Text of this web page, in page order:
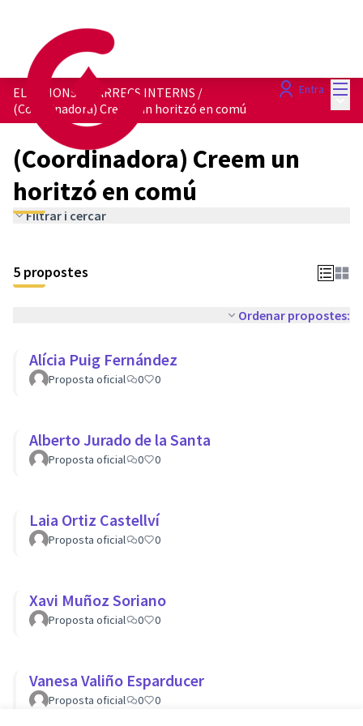
Entra
ELECCIONS A CÀRRECS INTERNS /
(Coordinadora) Creem un horitzó en comú
(Coordinadora) Creem un
horitzó en comú
Filtrar i cercar
5 propostes
Ordenar propostes:
Alícia Puig Fernández
Proposta oficial 0 0
Alberto Jurado de la Santa
Proposta oficial 0 0
Laia Ortiz Castellví
Proposta oficial 0 0
Xavi Muñoz Soriano
Proposta oficial 0 0
Vanesa Valiño Esparducer
Proposta oficial 0 0